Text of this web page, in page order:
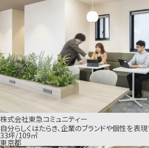
株式会社東急コミュニティー
自分らしくはたらき、企業のブランドや個性を表
33坪/109㎡
東京都